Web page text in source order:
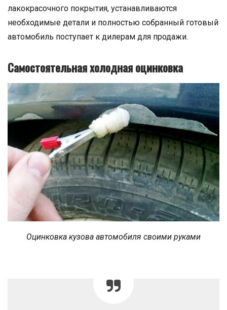
лакокрасочного покрытия, устанавливаются
необходимые детали и полностью собранный готовый
автомобиль поступает к дилерам для продажи.
Самостоятельная холодная оцинковка
Оцинковка кузова автомобиля своими руками